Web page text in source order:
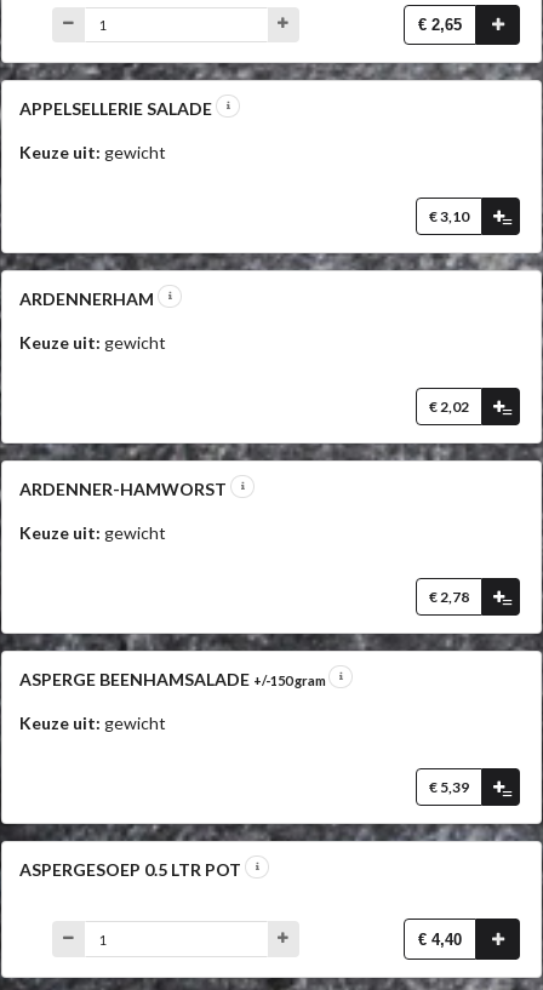
€ 2,65
APPELSELLERIE SALADE
Keuze uit: gewicht
€ 3,10 =
ARDENNERHAM
Keuze uit: gewicht
€ 2,02 =
ARDENNER-HAMWORST
Keuze uit: gewicht
€ 2,78 =
ASPERGE BEENHAMSALADE +/-150 gram
Keuze uit: gewicht
€ 5,39 =
ASPERGESOEP 0.5 LTR POT
€ 4,40